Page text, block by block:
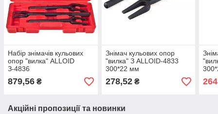
Набір знімачів кульових
опор "вилка" ALLOID
З-4836
879,56 ₴
Знімач кульових опор
"вилка" З ALLOID-4833
300*22 мм
278,52₴
Акційні пропозиції та новинки